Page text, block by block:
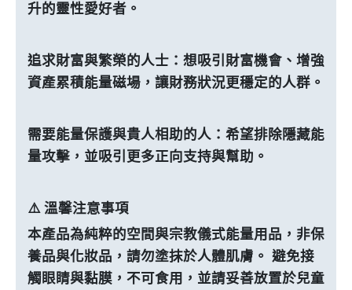
升的靈性愛好者。
追求財富與繁榮的人士：想吸引財富機會、增強
資產累積能量磁場，讓財務狀況更穩定的人群。
需要能量保護與貴人相助的人：希望排除隱藏能
量攻擊，並吸引更多正向支持與幫助。
⚠️ 溫馨注意事項
本產品為純粹的空間與宗教儀式能量用品，非保
養品與化妝品，請勿塗抹於人體肌膚。 避免接
觸眼睛與黏膜，不可食用，並請妥善放置於兒童